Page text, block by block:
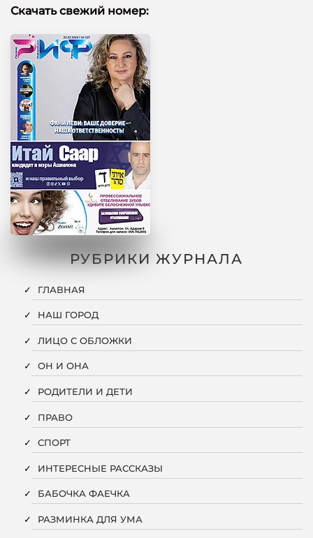
Скачать свежий номер:
РУБРИКИ ЖУРНАЛА
ГЛАВНАЯ
НАШ ГОРОД
ЛИЦО С ОБЛОЖКИ
ОН И ОНА
РОДИТЕЛИ И ДЕТИ
ПРАВО
СПОРТ
ИНТЕРЕСНЫЕ РАССКАЗЫ
БАБОЧКА ФАЕЧКА
РАЗМИНКА ДЛЯ УМА